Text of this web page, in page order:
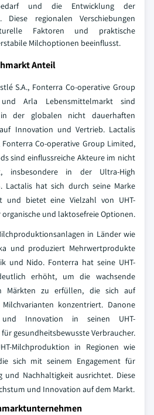
und die Entwicklung der
Diese regionalen Verschiebungen
Faktoren und praktische
Milchoptionen beeinflusst.
Anteil
S.A., Fonterra Co-operative Group
Arla Lebensmittelmarkt sind
der globalen nicht dauerhaften
Innovation und Vertrieb. Lactalis
Co-operative Group Limited,
sind einflussreiche Akteure im nicht
insbesondere in der Ultra-High
Lactalis hat sich durch seine Marke
und bietet eine Vielzahl von UHT-
und laktosefreie Optionen.
in Länder wie
und produziert Mehrwertprodukte
und Nido. Fonterra hat seine UHT-
erhöht, um die wachsende
Märkten zu erfüllen, die sich auf
konzentriert. Danone
und Innovation in seinen UHT-
gesundheitsbewusste Verbraucher.
Milchproduktion in Regionen wie
sich mit seinem Engagement für
und Nachhaltigkeit ausrichtet. Diese
und Innovation auf dem Markt.